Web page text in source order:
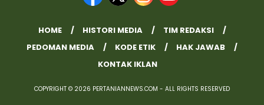
HOME HISTORI MEDIA
TIM REDAKSI
PEDOMAN MEDIA
KODE ETIK
HAK JAWAB
KONTAK IKLAN
COPYRIGHT © 2026 PERTANIANNEWS.COM - ALL RIGHTS RESERVED